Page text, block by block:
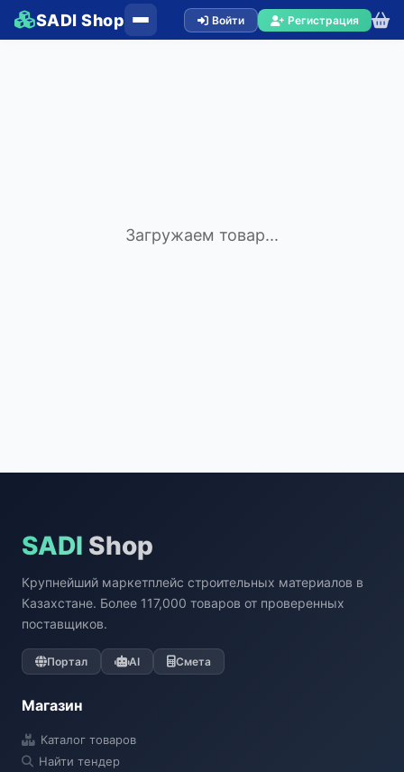
SADI Shop Войти Регистрация
Загружаем товар...
SADI Shop
Крупнейший маркетплейс строительных материалов в
Казахстане. Более 117,000 товаров от проверенных
поставщиков.
Портал AI Смета
Магазин
Каталог товаров
Найти тендер